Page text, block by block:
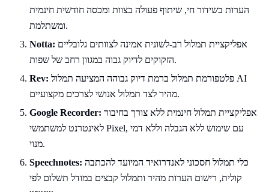
הערות בשידור חי, שיתוף פעולה בצוות ומכסה חודשית חינמית
ומשתלמת.
Notta:
הזקוקים לדיוק גבוה במגוון רחב של שפות.
Rev:
מהיר לצד תמלול אנושי לצרכים מקצועיים.
Google Recorder:
לאינטרנט למשתמשי Pixel, עם שימוש ללא הגבלה וללא דמי
מנוי.
Speechnotes:
קולית, רישום הערות מהיר ותמלול קבצים במודל תשלום לפי